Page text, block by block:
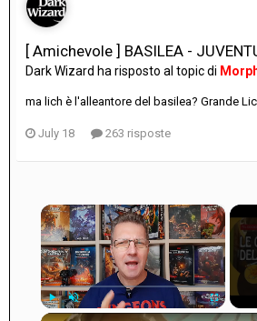
[ Amichevole ] BASILEA -
Dark Wizard ha risposto al topic di
ma lich è l'alleantore del basilea? Grande
July 18 263 risposte
×
Unmute Fullscreen